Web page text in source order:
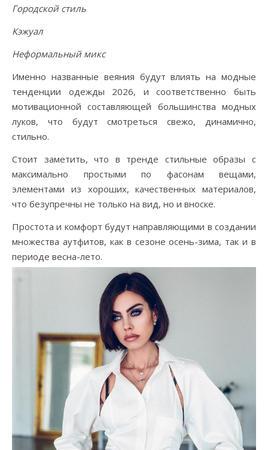
Городской стиль
Кэжуал
Неформальный микс
Именно названные веяния будут влиять на модные
тенденции одежды 2026, и соответственно быть
мотивационной составляющей большинства модных
луков, что будут смотреться свежо, динамично,
стильно.
Стоит заметить, что в тренде стильные образы с
максимально простыми по фасонам вещами,
элементами из хороших, качественных материалов,
что безупречны не только на вид, но и вноске.
Простота и комфорт будут направляющими в создании
множества аутфитов, как в сезоне осень-зима, так и в
периоде весна-лето.